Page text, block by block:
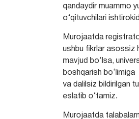
qandaydir muammo
o‘qituvchilari
Murojaatda
ushbu fikrlar asossiz
mavjud bo‘lsa,
boshqarish
va dalilsiz bildirilgan
eslatib o‘tamiz.
Murojaatda